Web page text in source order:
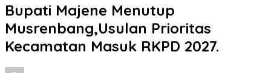
Bupati Majene Menutup
Musrenbang,Usulan Prioritas
Kecamatan Masuk RKPD 2027.